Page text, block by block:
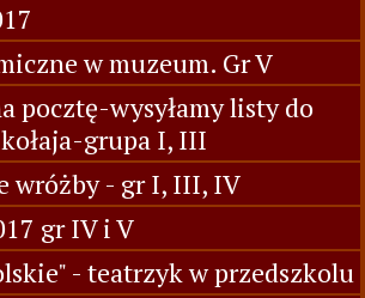
w muzeum. Gr V
pocztę-wysyłamy listy do
grupa I, III
wróżby - gr I, III, IV
gr IV i V
- teatrzyk w przedszkolu